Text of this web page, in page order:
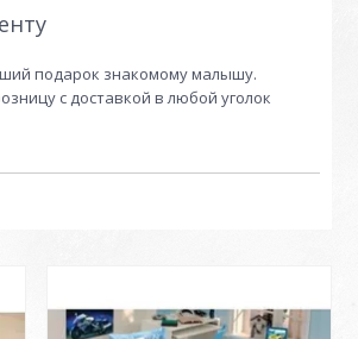
подарок знакомому малышу.
с доставкой в любой уголок